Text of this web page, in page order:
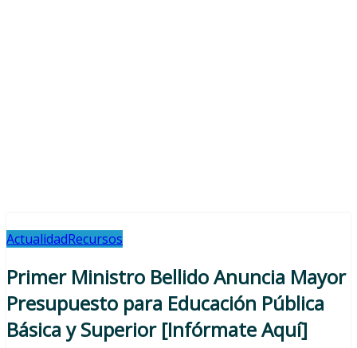
ActualidadRecursos
Primer Ministro Bellido Anuncia Mayor
Presupuesto para Educación Pública
Básica y Superior [Infórmate Aquí]